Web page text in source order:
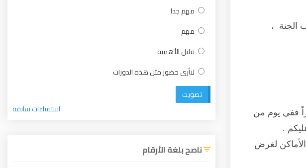
الجنة ،
ففي يوم من
.
لغرض
مهم جدا
مهم
قليل الأهمية
لاأرى حضور مثل هذه الدورات
تصويت
استفتاءات سابقة
ناصح بلغة الأرقام